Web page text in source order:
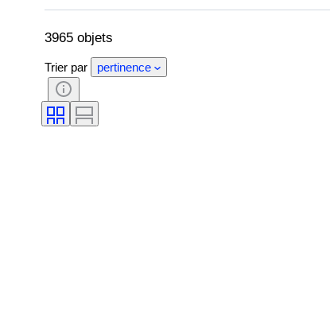
Époque
Taille de l’article
3965 objets
Trier par pertinence